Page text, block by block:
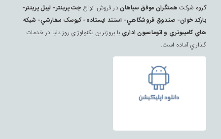
گروه شرکت همتگران موفق سپاهاندر فروش انواع جت پرينتر- ليبل پرينتر-
بارکد خوان- صندوق فروشگاهي- استند ايستاده- کيوسک سفارشي- شبکه
هاي کامپيوتري و اتوماسيون اداري با بروزترين تکنولوژي روز دنيا در خدمات
گذاري آماده است.